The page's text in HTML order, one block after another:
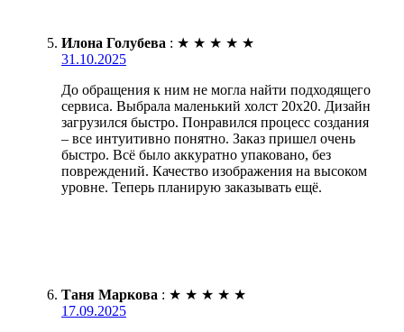
Илона Голубева : ★ ★ ★ ★ ★
31.10.2025
До обращения к ним не могла найти подходящего
сервиса. Выбрала маленький холст 20х20. Дизайн
загрузился быстро. Понравился процесс создания
– все интуитивно понятно. Заказ пришел очень
быстро. Всё было аккуратно упаковано, без
повреждений. Качество изображения на высоком
уровне. Теперь планирую заказывать ещё.
Таня Маркова : ★ ★ ★ ★ ★
17.09.2025